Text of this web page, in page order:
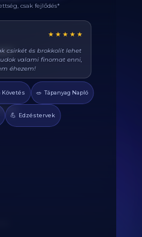
csak fejlődés*
★★★★★
mennyi fehérjét eszem
sokat segít, előtte
zabáltam...
Követés 🥗 Tápanyag Napló
💪 Edzéstervek